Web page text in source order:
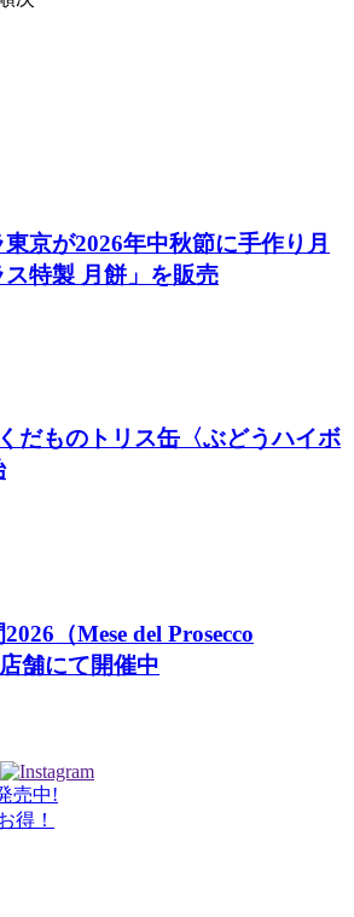
京が2026年中秋節に手作り月
特製 月餅」を販売
だものトリス缶〈ぶどうハイボ
（Mese del Prosecco
舗にて開催中